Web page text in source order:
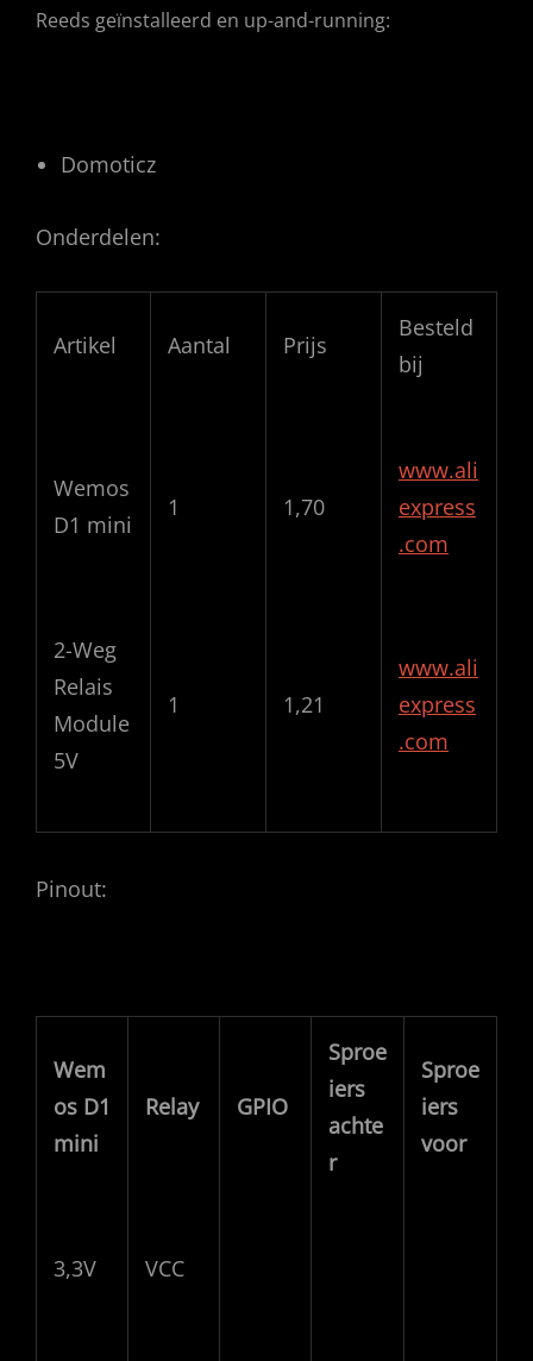
Reeds geïnstalleerd en up-and-running:
Domoticz
Onderdelen:
Artikel Aantal Prijs
Besteld
bij
Wemos
D1 mini
1 1,70
www.ali
express
.com
2-Weg
Relais
Module
5V
1 1,21
www.ali
express
.com
Pinout:
Wem
os D1
mini
Relay GPIO
Sproe
iers
achte
r
Sproe
iers
voor
3,3V VCC